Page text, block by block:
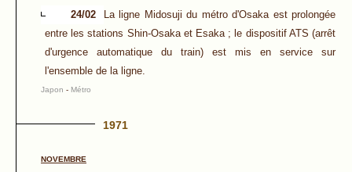
24/02
La ligne Midosuji du métro d'Osaka est prolongée
entre les stations Shin-Osaka et Esaka ; le dispositif ATS (arrêt
d'urgence automatique du train) est mis en service sur
l'ensemble de la ligne.
Japon - Métro
1971
NOVEMBRE